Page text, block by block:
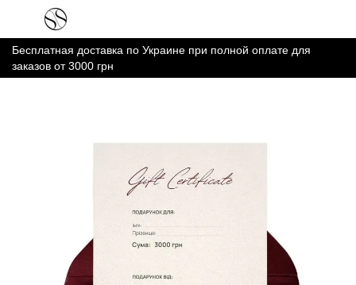
Бесплатная доставка по Украине при полной оплате для
заказов от 3000 грн